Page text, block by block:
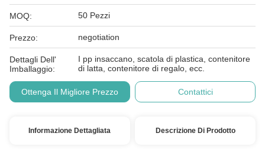
MOQ: 50 Pezzi
Prezzo: negotiation
Dettagli Dell'
Imballaggio:
I pp insaccano, scatola di plastica, contenitore
di latta, contenitore di regalo, ecc.
Ottenga Il Migliore Prezzo Contattici
Informazione Dettagliata Descrizione Di Prodotto